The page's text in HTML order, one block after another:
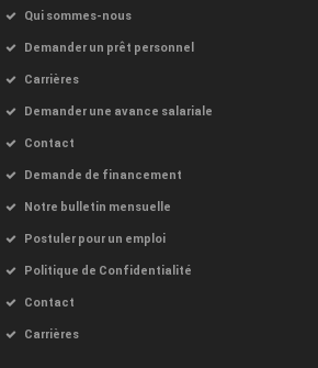
Qui sommes-nous
Demander un prêt personnel
Carrières
Demander une avance salariale
Contact
Demande de financement
Notre bulletin mensuelle
Postuler pour un emploi
Politique de Confidentialité
Contact
Carrières